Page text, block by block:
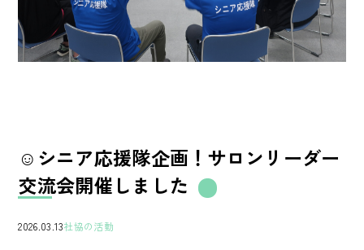
☺シニア応援隊企画！サロンリーダー
交流会開催しました
2026.03.13社協の活動